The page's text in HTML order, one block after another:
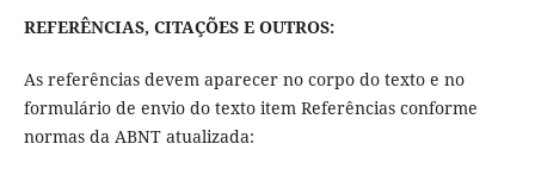
REFERÊNCIAS, CITAÇÕES E OUTROS:
As referências devem aparecer no corpo do texto e no
formulário de envio do texto item Referências conforme
normas da ABNT atualizada: